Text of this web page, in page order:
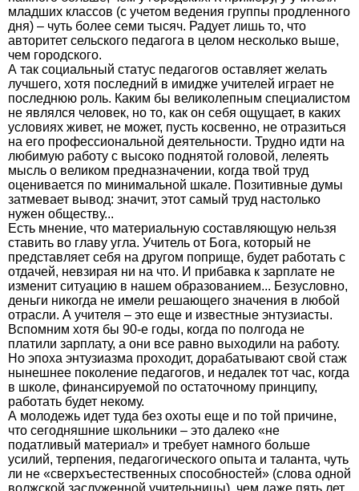
младших классов (с учетом ведения группы продленного
дня) – чуть более семи тысяч. Радует лишь то, что
авторитет сельского педагога в целом несколько выше,
чем городского.
А так социальный статус педагогов оставляет желать
лучшего, хотя последний в имидже учителей играет не
последнюю роль. Каким бы великолепным специалистом
не являлся человек, но то, как он себя ощущает, в каких
условиях живет, не может, пусть косвенно, не отразиться
на его профессиональной деятельности. Трудно идти на
любимую работу с высоко поднятой головой, лелеять
мысль о великом предназначении, когда твой труд
оценивается по минимальной шкале. Позитивные думы
затмевает вывод: значит, этот самый труд настолько
нужен обществу...
Есть мнение, что материальную составляющую нельзя
ставить во главу угла. Учитель от Бога, который не
представляет себя на другом поприще, будет работать с
отдачей, невзирая ни на что. И прибавка к зарплате не
изменит ситуацию в нашем образованием... Безусловно,
деньги никогда не имели решающего значения в любой
отрасли. А учителя – это еще и известные энтузиасты.
Вспомним хотя бы 90-е годы, когда по полгода не
платили зарплату, а они все равно выходили на работу.
Но эпоха энтузиазма проходит, дорабатывают свой стаж
нынешнее поколение педагогов, и недалек тот час, когда
в школе, финансируемой по остаточному принципу,
работать будет некому.
А молодежь идет туда без охоты еще и по той причине,
что сегодняшние школьники – это далеко «не
податливый материал» и требует намного больше
усилий, терпения, педагогического опыта и таланта, чуть
ли не «сверхъестественных способностей» (слова одной
волжской заслуженной учительницы), чем даже пять лет